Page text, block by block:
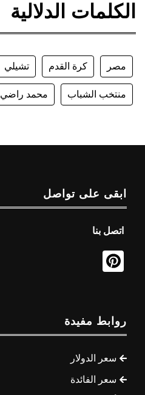
الكلمات الدلالية
مصر كرة القدم تشيلي
منتخب الشباب محمد راضي
ابقى على تواصل
اتصل بنا
روابط مفيدة
سعر الدولار
سعر الفائدة